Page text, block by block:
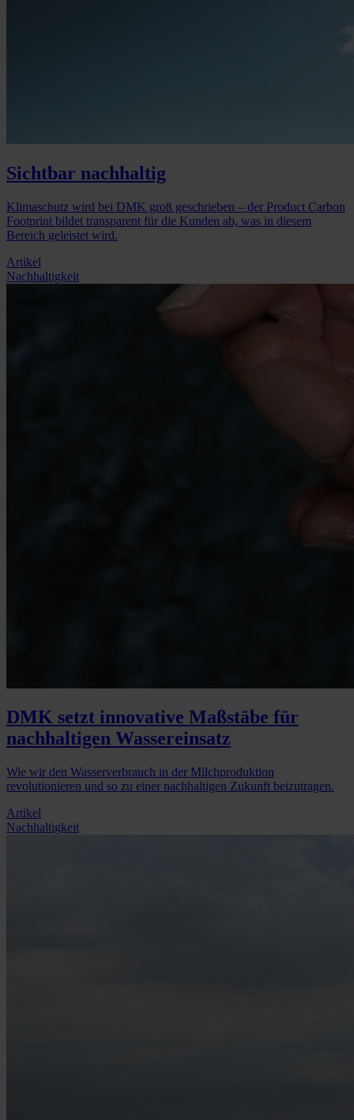
Sichtbar nachhaltig
Klimaschutz wird bei DMK groß geschrieben – der Product Carbon
Footprint bildet transparent für die Kunden ab, was in diesem
Bereich geleistet wird.
Artikel
Nachhaltigkeit
DMK setzt innovative Maßstäbe für
nachhaltigen Wassereinsatz
Wie wir den Wasserverbrauch in der Milchproduktion
revolutionieren und so zu einer nachhaltigen Zukunft beizutragen.
Artikel
Nachhaltigkeit